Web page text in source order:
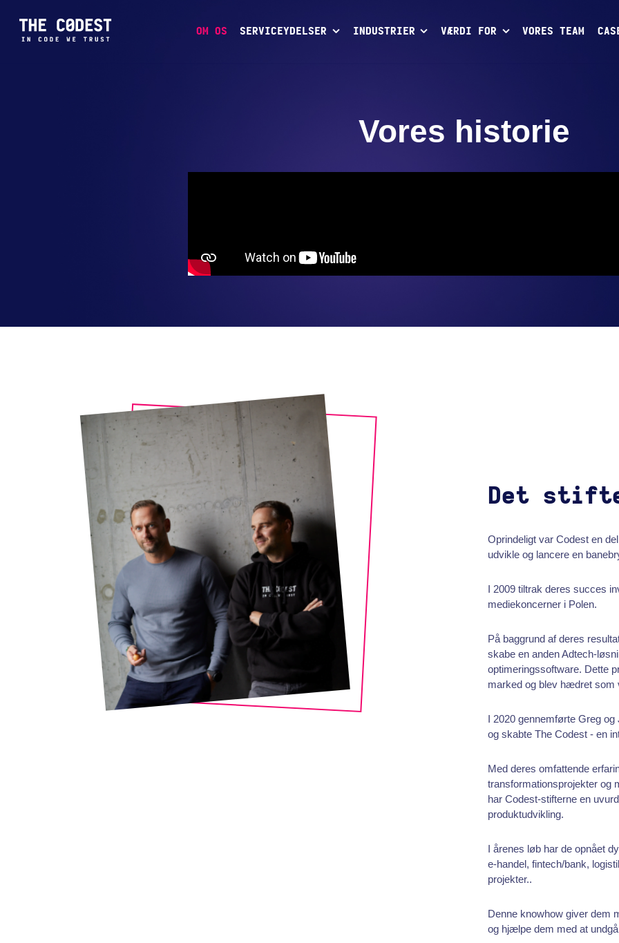
OM OS SERVICEYDELSER INDUSTRIER VÆRDI FOR VORES TEAM
Vores historie
Det
Oprindeligt var Codest en
udvikle og lancere en
I 2009 tiltrak deres succes
mediekoncerner i Polen.
På baggrund af deres
skabe en anden Adtech-
optimeringssoftware. Dette
marked og blev hædret som
I 2020 gennemførte Greg
og skabte The Codest - en
Med deres omfattende
transformationsprojekter og
har Codest-stifterne en
produktudvikling.
I årenes løb har de opnået
e-handel, fintech/bank,
projekter..
Denne knowhow giver dem
og hjælpe dem med at